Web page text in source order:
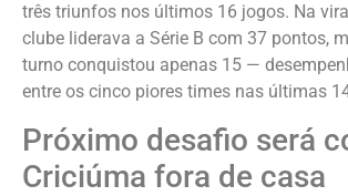
três triunfos nos últimos 16 jogos. Na
clube liderava a Série B com 37 pontos,
turno conquistou apenas 15 —
entre os cinco piores times nas últimas
Próximo desafio será
Criciúma fora de casa